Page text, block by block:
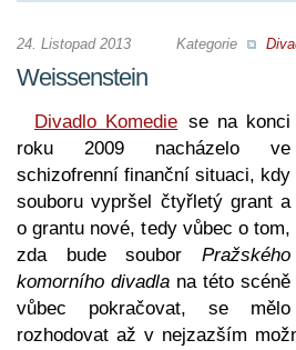
Kategorie
24. Listopad 2013
Weissenstein
Divadlo Komedie se na konci
roku 2009 nacházelo ve
schizofrenní finanční situaci, kdy
souboru vypršel čtyřletý grant a
o grantu nové, tedy vůbec o tom,
zda bude soubor Pražského
komorního divadla na této scéně
vůbec pokračovat, se mělo
rozhodovat až v nejzazším